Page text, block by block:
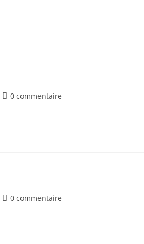
0 commentaire
0 commentaire